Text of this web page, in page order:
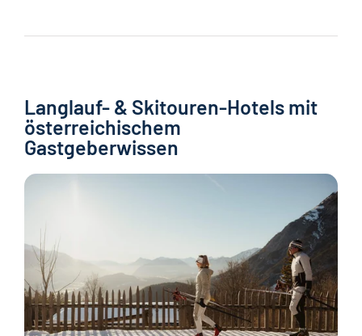
Langlauf- & Skitouren-Hotels mit
österreichischem
Gastgeberwissen